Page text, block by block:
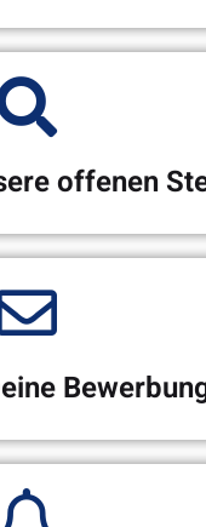
& Leitbild
unser Team sowie
offenen
Entscheidung
keine passende Stelle
auf einem Blick